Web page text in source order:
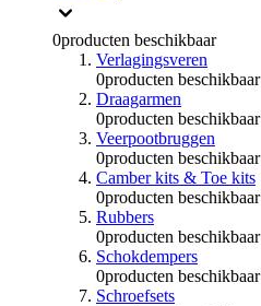
0producten beschikbaar
Verlagingsveren
0producten beschikbaar
Draagarmen
0producten beschikbaar
Veerpootbruggen
0producten beschikbaar
Camber kits & Toe kits
0producten beschikbaar
Rubbers
0producten beschikbaar
Schokdempers
0producten beschikbaar
Schroefsets